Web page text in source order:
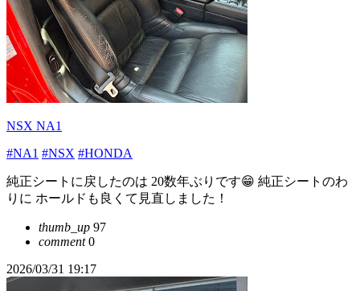
NSX NA1
#NA1 #NSX #HONDA
純正シートに戻したのは 20数年ぶりです😁 純正シートのわ
りに ホールドも良くて見直しました！
thumb_up 97
comment0
2026/03/31 19:17